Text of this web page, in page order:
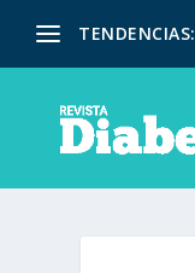
TENDENCIAS: